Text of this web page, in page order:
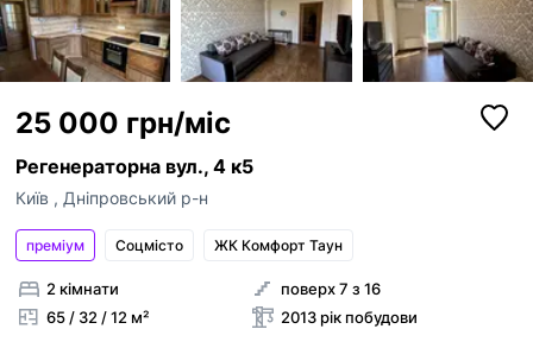
25 000 грн/міс
Регенераторна вул., 4 к5
Київ , Дніпровський р-н
преміум Соцмісто ЖК Комфорт Таун
2 кімнати
65 / 32 / 12 м²
поверх 7 з 16
2013 рік побудови